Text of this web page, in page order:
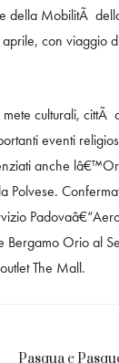
della MobilitÃ
con viaggio
culturali,
eventi
anche
Orio al
The Mall.
Pasqua e